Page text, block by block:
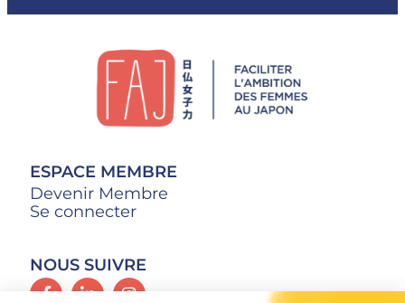
ESPACE MEMBRE
Devenir Membre
Se connecter
NOUS SUIVRE